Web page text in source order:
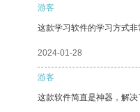
游客
这款学习软件的学习方式
2024-01-28
游客
这款软件简直是神器，解决